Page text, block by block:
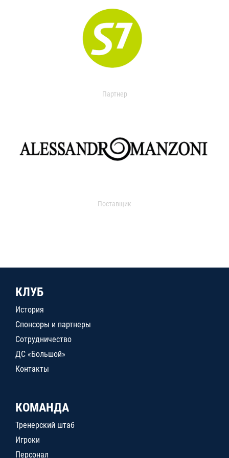
Партнер
Поставщик
КЛУБ
История
Спонсоры и партнеры
Сотрудничество
ДС «Большой»
Контакты
КОМАНДА
Тренерский штаб
Игроки
Персонал